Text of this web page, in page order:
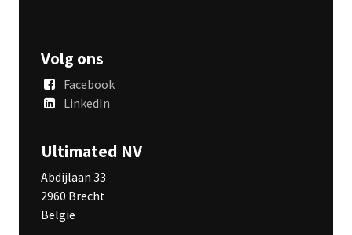
Volg ons
Facebook
LinkedIn
Ultimated NV
Abdijlaan 33
2960 Brecht
België